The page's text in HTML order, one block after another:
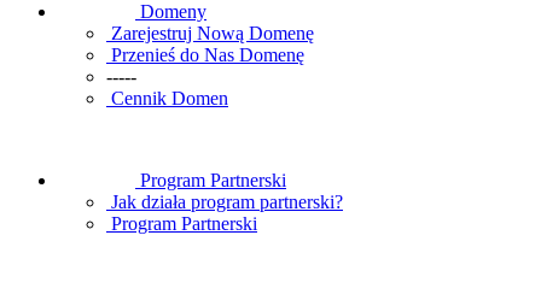
Domeny
Zarejestruj Nową Domenę
Przenieś do Nas Domenę
-----
Cennik Domen
Program Partnerski
Jak działa program partnerski?
Program Partnerski